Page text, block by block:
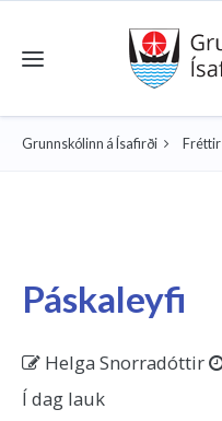
Toggle navigation
Grunnskólinn á Ísafirði Fréttir
Páskaleyfi
Helga Snorradóttir
Í dag lauk